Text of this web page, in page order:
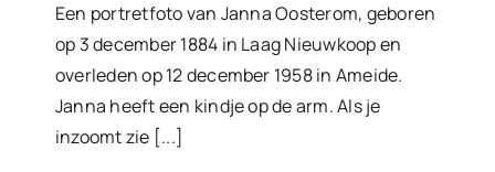
Een portretfoto van Janna Oosterom, geboren
op 3 december 1884 in Laag Nieuwkoop en
overleden op 12 december 1958 in Ameide.
Janna heeft een kindje op de arm. Als je
inzoomt zie [...]